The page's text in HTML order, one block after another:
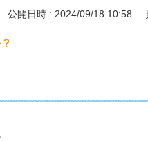
公開日時 : 2024/09/18 10:58